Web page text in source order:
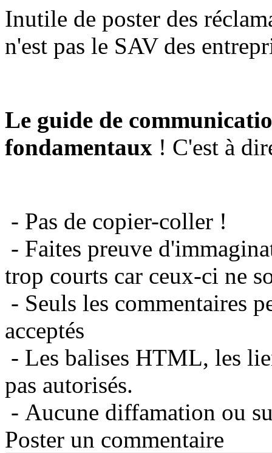
Inutile de poster des
n'est pas le SAV des
Le guide de
fondamentaux ! C'est à
- Pas de copier-coller !
- Faites preuve
trop courts car ceux-ci ne
- Seuls les commentaires
acceptés
- Les balises HTML, les
pas autorisés.
- Aucune diffamation ou
Poster un commentaire